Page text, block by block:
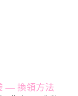
— 換領方法